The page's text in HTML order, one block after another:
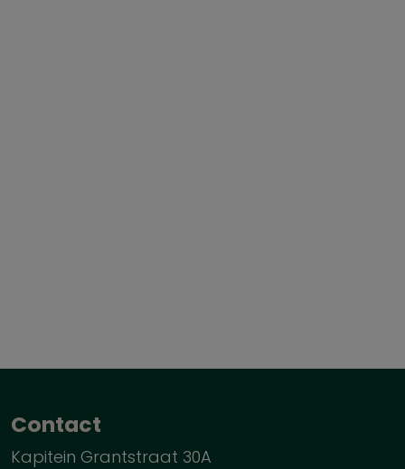
Contact
Kapitein Grantstraat 30A